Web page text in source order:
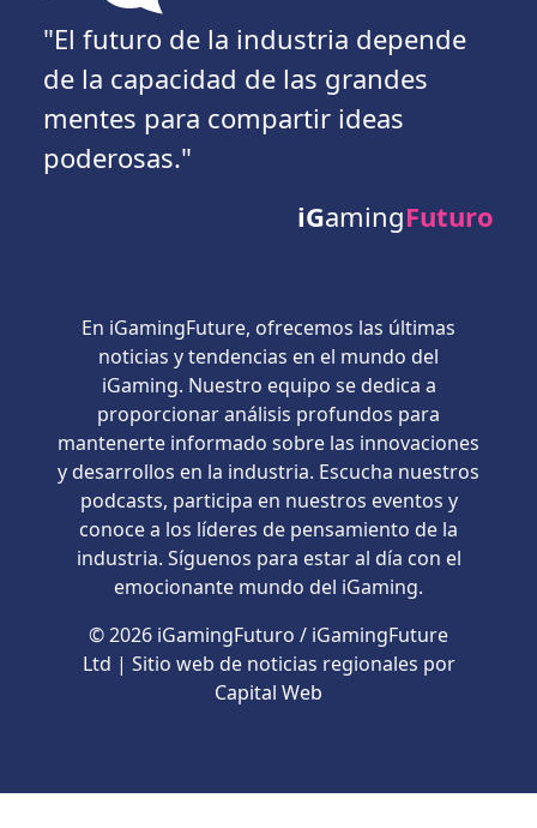
"El futuro de la industria depende
de la capacidad de las grandes
mentes para compartir ideas
poderosas."
iGamingFuturo
En iGamingFuture, ofrecemos las últimas
noticias y tendencias en el mundo del
iGaming. Nuestro equipo se dedica a
proporcionar análisis profundos para
mantenerte informado sobre las innovaciones
y desarrollos en la industria. Escucha nuestros
podcasts, participa en nuestros eventos y
conoce a los líderes de pensamiento de la
industria. Síguenos para estar al día con el
emocionante mundo del iGaming.
© 2026 iGamingFuturo / iGamingFuture
Ltd | Sitio web de noticias regionales por
Capital Web